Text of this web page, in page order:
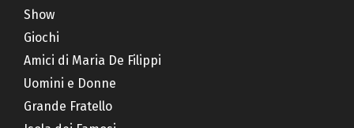
Show
Giochi
Amici di Maria De Filippi
Uomini e Donne
Grande Fratello